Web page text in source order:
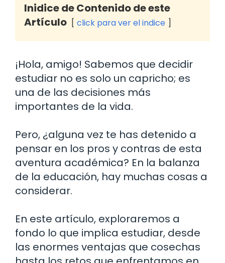
Inidice de Contenido de este
Artículo
click para ver el indice
¡Hola, amigo! Sabemos que decidir
estudiar no es solo un capricho; es
una de las decisiones más
importantes de la vida.
Pero, ¿alguna vez te has detenido a
pensar en los pros y contras de esta
aventura académica? En la balanza
de la educación, hay muchas cosas a
considerar.
En este artículo, exploraremos a
fondo lo que implica estudiar, desde
las enormes ventajas que cosechas